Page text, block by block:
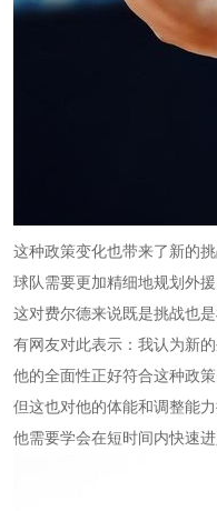
这种政策变化也带来了新的
球队需要更加精细地规划外
这对费尔德来说既是挑战也
有网友对此表示：我认为新
他的全面性正好符合这种政
但这也对他的体能和调整能
他需要学会在短时间内快速